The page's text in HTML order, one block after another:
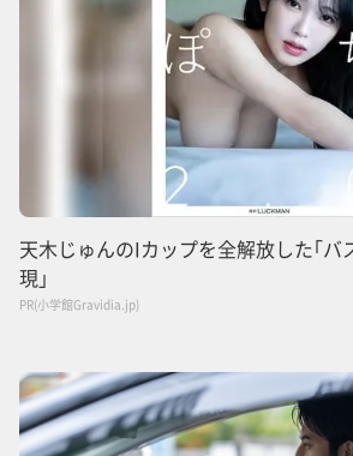
天木じゅんのIカップを全解放した｢バ
現｣
PR(小学館Gravidia.jp)